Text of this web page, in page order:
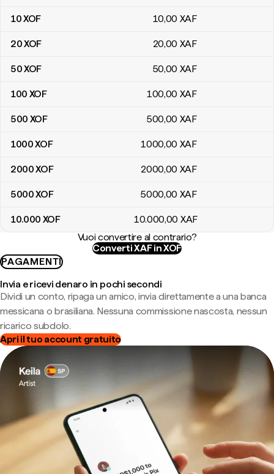
10XOF 10,00 XAF
20XOF 20,00 XAF
50XOF 50,00 XAF
100 XOF 100,00 XAF
500 XOF 500,00 XAF
1000XOF 1000,00 XAF
2000XOF 2000,00 XAF
5000XOF 5000,00 XAF
10.000 XOF 10.000,00 XAF
Vuoi convertire al contrario?
Converti XAF in XOF
PAGAMENTI
Invia e ricevi denaro in pochi secondi
Dividi un conto, ripaga un amico, invia direttamente a una banca
messicana o brasiliana. Nessuna commissione nascosta, nessun
ricarico subdolo.
Apri il tuo account gratuito